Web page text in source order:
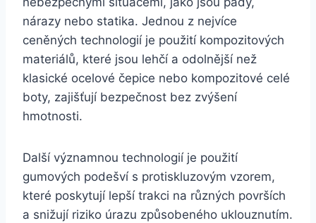
nárazy nebo ‍statika.⁤ Jednou z nejvíce
ceněných technologií je použití kompozitových
materiálů,⁣ které jsou⁢ lehčí a odolnější ⁣než
klasické ocelové čepice nebo kompozitové celé
‌boty, zajišťují⁤ bezpečnost bez zvýšení
hmotnosti.
Další významnou technologií je ⁢použití⁤
gumových podešví s protiskluzovým ​vzorem,
které poskytují lepší‍ trakci‌ na⁤ různých površích⁤
a⁣ snižují riziko úrazu způsobeného uklouznutím.